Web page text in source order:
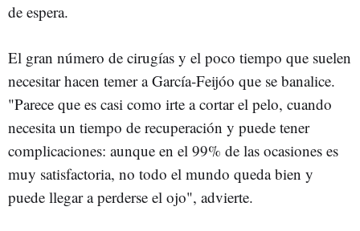
de espera.
El gran número de cirugías y el poco tiempo que suelen
necesitar hacen temer a García-Feijóo que se banalice.
"Parece que es casi como irte a cortar el pelo, cuando
necesita un tiempo de recuperación y puede tener
complicaciones: aunque en el 99% de las ocasiones es
muy satisfactoria, no todo el mundo queda bien y
puede llegar a perderse el ojo", advierte.